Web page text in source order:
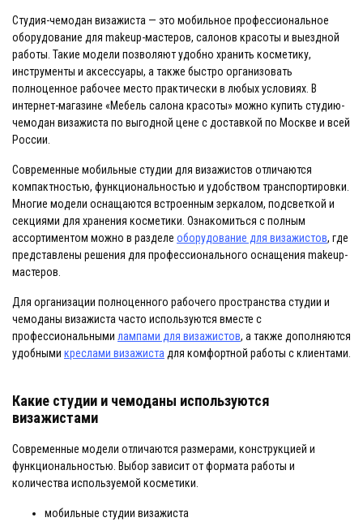
Студия-чемодан визажиста — это мобильное профессиональное
оборудование для makeup-мастеров, салонов красоты и выездной
работы. Такие модели позволяют удобно хранить косметику,
инструменты и аксессуары, а также быстро организовать
полноценное рабочее место практически в любых условиях. В
интернет-магазине «Мебель салона красоты» можно купить студию-
чемодан визажиста по выгодной цене с доставкой по Москве и всей
России.
Современные мобильные студии для визажистов отличаются
компактностью, функциональностью и удобством транспортировки.
Многие модели оснащаются встроенным зеркалом, подсветкой и
секциями для хранения косметики. Ознакомиться с полным
ассортиментом можно в разделе оборудование для визажистов, где
представлены решения для профессионального оснащения makeup-
мастеров.
Для организации полноценного рабочего пространства студии и
чемоданы визажиста часто используются вместе с
профессиональными лампами для визажистов, а также дополняются
удобными креслами визажистадля комфортной работы с клиентами.
Какие студии и чемоданы используются
визажистами
Современные модели отличаются размерами, конструкцией и
функциональностью. Выбор зависит от формата работы и
количества используемой косметики.
мобильные студии визажиста